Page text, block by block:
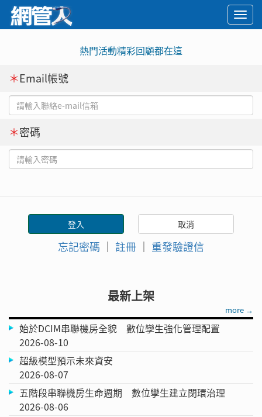
熱門活動精彩回顧都在這
＊Email帳號
＊密碼
忘記密碼 ｜ 註冊 ｜ 重發驗證信
最新上架
more →
始於DCIM串聯機房全貌 數位孿生強化管理配置
2026-08-10
超級模型預示未來資安
2026-08-07
五階段串聯機房生命週期 數位孿生建立閉環治理
2026-08-06